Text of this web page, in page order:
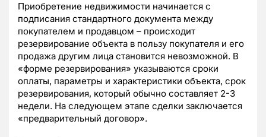
Приобретение недвижимости начинается с
подписания стандартного документа между
покупателем и продавцом – происходит
резервирование объекта в пользу покупателя и его
продажа другим лица становится невозможной. В
«форме резервирования» указываются сроки
оплаты, параметры и характеристики объекта, срок
резервирования, который обычно составляет 2-3
недели. На следующем этапе сделки заключается
«предварительный договор».